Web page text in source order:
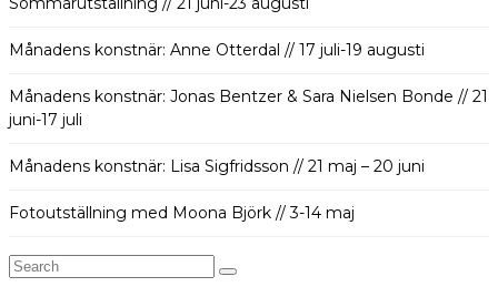
Månadens konstnär: Anne Otterdal // 17 juli-19 augusti
Månadens konstnär: Jonas Bentzer & Sara Nielsen Bonde // 21
juni-17 juli
Månadens konstnär: Lisa Sigfridsson // 21 maj – 20 juni
Fotoutställning med Moona Björk // 3-14 maj
Search
for: